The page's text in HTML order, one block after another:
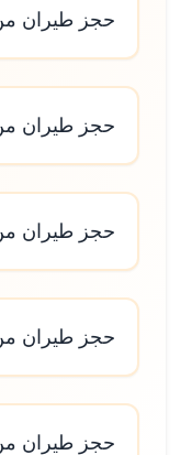
حجز طيران من
حجز طيران من
حجز طيران من
حجز طيران من
حجز طيران من